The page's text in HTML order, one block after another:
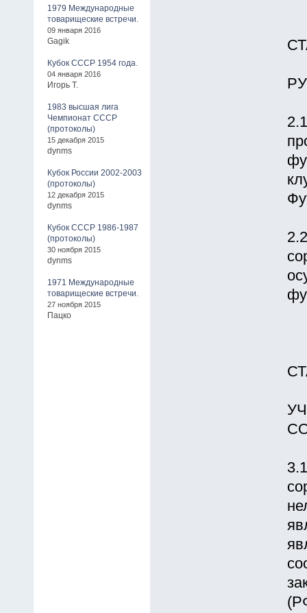
1979 Международные
товарищеские встречи.
09 января 2016
Gagik
Кубок СССР 1954 года.
04 января 2016
Игорь Т.
1983 высшая лига
Чемпионат СССР
(протоколы)
15 декабря 2015
dynms
Кубок России 2002-2003
(протоколы)
12 декабря 2015
dynms
Кубок СССР 1986-1987
(протоколы)
30 ноября 2015
dynms
1971 Международные
товарищеские встречи.
27 ноября 2015
Пацко